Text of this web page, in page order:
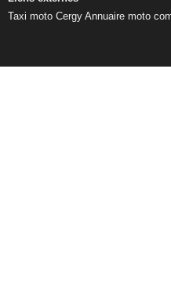
Taxi moto Cergy Annuaire moto